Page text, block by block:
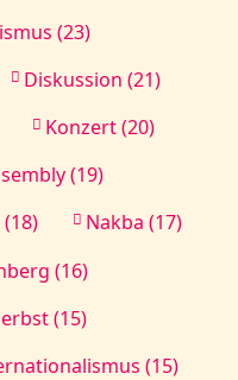
(23)
Diskussion (21)
Konzert (20)
(19)
Nakba (17)
(16)
(15)
(15)